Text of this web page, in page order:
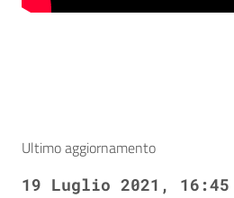
Ultimo aggiornamento
19 Luglio 2021, 16:45